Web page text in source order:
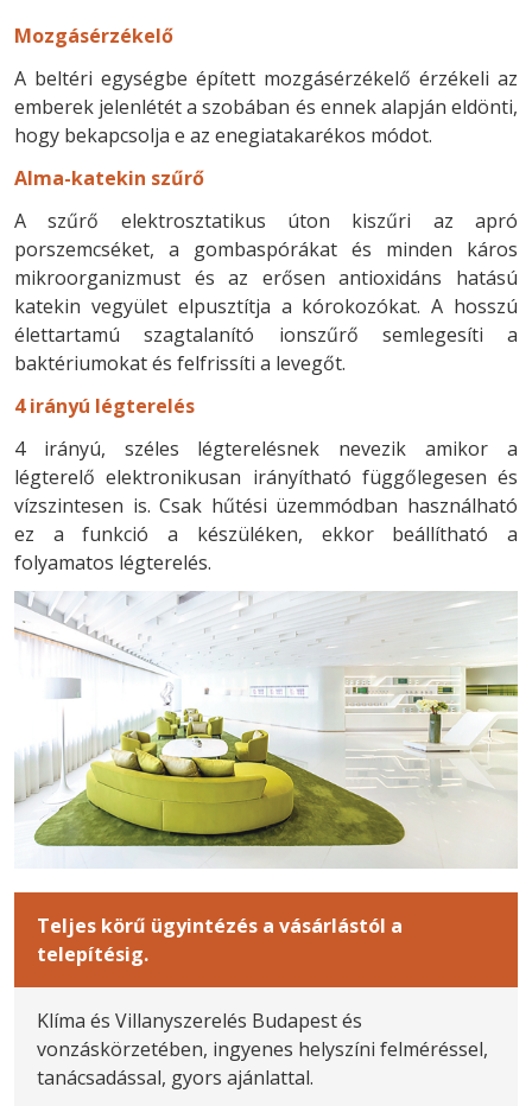
Mozgásérzékelő
A beltéri egységbe épített mozgásérzékelő érzékeli az
emberek jelenlétét a szobában és ennek alapján eldönti,
hogy bekapcsolja e az enegiatakarékos módot.
Alma-katekin szűrő
A szűrő elektrosztatikus úton kiszűri az apró
porszemcséket, a gombaspórákat és minden káros
mikroorganizmust és az erősen antioxidáns hatású
katekin vegyület elpusztítja a kórokozókat. A hosszú
élettartamú szagtalanító ionszűrő semlegesíti a
baktériumokat és felfrissíti a levegőt.
4 irányú légterelés
4 irányú, széles légterelésnek nevezik amikor a
légterelő elektronikusan irányítható függőlegesen és
vízszintesen is. Csak hűtési üzemmódban használható
ez a funkció a készüléken, ekkor beállítható a
folyamatos légterelés.
Teljes körű ügyintézés a vásárlástól a
telepítésig.
Klíma és Villanyszerelés Budapest és
vonzáskörzetében, ingyenes helyszíni felméréssel,
tanácsadással, gyors ajánlattal.